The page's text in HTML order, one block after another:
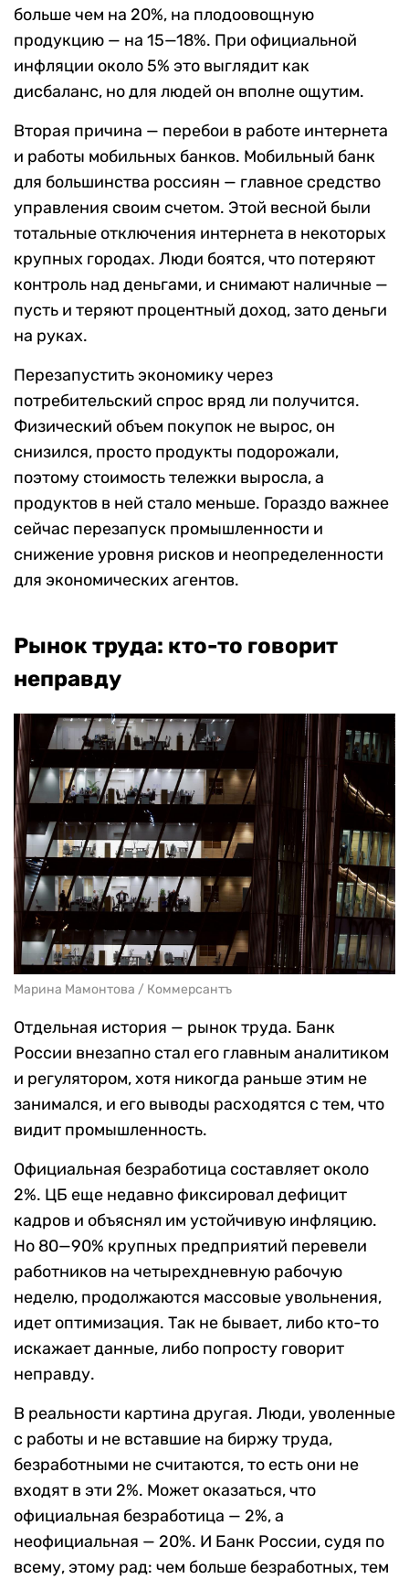
больше чем на 20%, на плодоовощную
продукцию — на 15—18%. При официальной
инфляции около 5% это выглядит как
дисбаланс, но для людей он вполне ощутим.
Вторая причина — перебои в работе интернета
и работы мобильных банков. Мобильный банк
для большинства россиян — главное средство
управления своим счетом. Этой весной были
тотальные отключения интернета в некоторых
крупных городах. Люди боятся, что потеряют
контроль над деньгами, и снимают наличные —
пусть и теряют процентный доход, зато деньги
на руках.
Перезапустить экономику через
потребительский спрос вряд ли получится.
Физический объем покупок не вырос, он
снизился, просто продукты подорожали,
поэтому стоимость тележки выросла, а
продуктов в ней стало меньше. Гораздо важнее
сейчас перезапуск промышленности и
снижение уровня рисков и неопределенности
для экономических агентов.
Рынок труда: кто-то говорит
неправду
Марина Мамонтова / Коммерсантъ
Отдельная история — рынок труда. Банк
России внезапно стал его главным аналитиком
и регулятором, хотя никогда раньше этим не
занимался, и его выводы расходятся с тем, что
видит промышленность.
Официальная безработица составляет около
2%. ЦБ еще недавно фиксировал дефицит
кадров и объяснял им устойчивую инфляцию.
Но 80—90% крупных предприятий перевели
работников на четырехдневную рабочую
неделю, продолжаются массовые увольнения,
идет оптимизация. Так не бывает, либо кто-то
искажает данные, либо попросту говорит
неправду.
В реальности картина другая. Люди, уволенные
с работы и не вставшие на биржу труда,
безработными не считаются, то есть они не
входят в эти 2%. Может оказаться, что
официальная безработица — 2%, а
неофициальная — 20%. И Банк России, судя по
всему, этому рад: чем больше безработных, тем